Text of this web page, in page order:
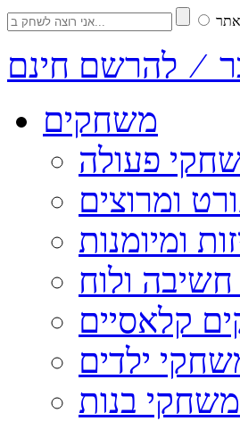
⁄ להרשם חינם
משחקים
פעולה
ומרוצים
ומיומנות
ולוח
קלאסיים
ילדים
משחקי בנות